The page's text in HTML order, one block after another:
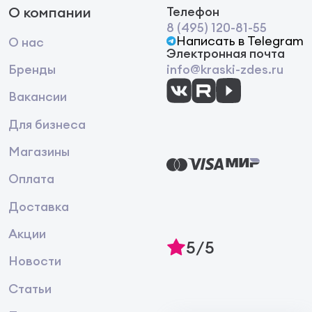
О компании
О нас
Бренды
Вакансии
Для бизнеса
Магазины
Оплата
Доставка
Акции
Новости
Статьи
Телефон
8 (495) 120-81-55
Написать в Telegram
Электронная почта
info@kraski-zdes.ru
5/5